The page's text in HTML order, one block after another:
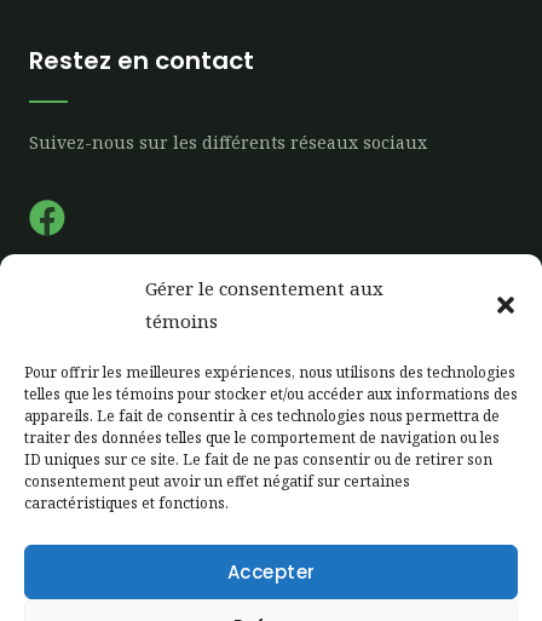
Gérer le consentement aux
témoins
Pour offrir les meilleures expériences, nous utilisons des technologies
telles que les témoins pour stocker et/ou accéder aux informations des
appareils. Le fait de consentir à ces technologies nous permettra de
traiter des données telles que le comportement de navigation ou les
ID uniques sur ce site. Le fait de ne pas consentir ou de retirer son
consentement peut avoir un effet négatif sur certaines
caractéristiques et fonctions.
Accepter
Restez en contact
Suivez-nous sur les différents réseaux sociaux
F
a
b
o
o
k
Liens rapide
Accueil
Notre Ferme
Notre production
Étiquetage
Zone client